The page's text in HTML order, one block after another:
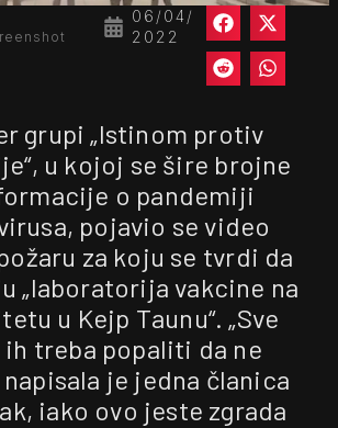
06/04/
2022
grupi „Istinom protiv
u kojoj se šire brojne
o pandemiji
pojavio se video
za koju se tvrdi da
„laboratorija vakcine na
u Kejp Taunu“. „Sve
treba popaliti da ne
napisala je jedna članica
iako ovo jeste zgrada